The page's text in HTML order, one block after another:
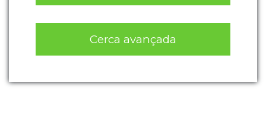
Cerca avançada